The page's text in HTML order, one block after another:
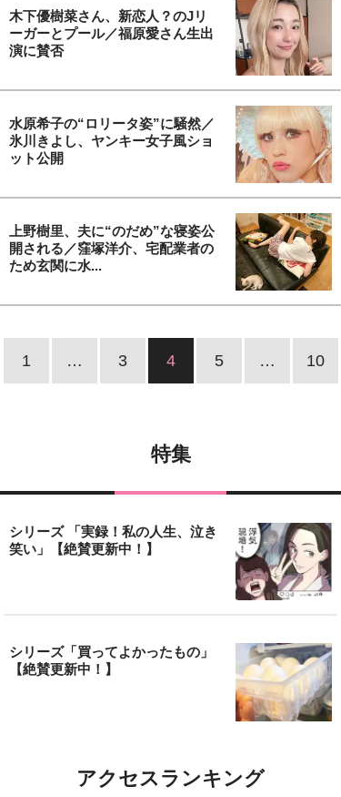
木下優樹菜さん、新恋人？のJリ
ーガーとプール／福原愛さん生出
演に賛否
水原希子の“ロリータ姿”に騒然／
氷川きよし、ヤンキー女子風ショ
ット公開
上野樹里、夫に“のだめ”な寝姿公
開される／窪塚洋介、宅配業者の
ため玄関に水...
1 … 3 4 5 … 10
特集
シリーズ 「実録！私の人生、泣き
笑い」【絶賛更新中！】
シリーズ「買ってよかったもの」
【絶賛更新中！】
アクセスランキング